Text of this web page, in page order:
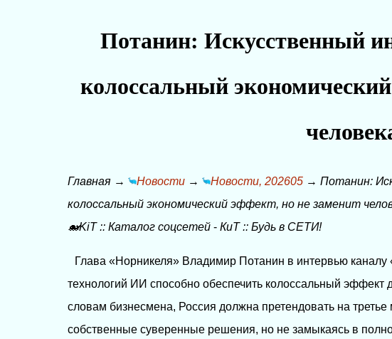
Потанин: Искусственный
колоссальный
Главная → Новости → Новости, 202605 →Потанин:
колоссальный экономический эффект, но не заменит
🐋KiT::Каталог соцсетей -КиТ::Будь в СЕТИ!
Глава «Норникеля» Владимир Потанин в интервью каналу
технологий ИИ способно обеспечить колоссальный
словам бизнесмена, Россия должна претендовать на
собственные суверенные решения, но не замыкаясь в